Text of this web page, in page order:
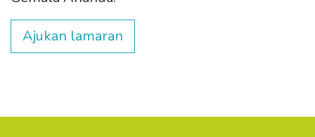
Ajukan lamaran